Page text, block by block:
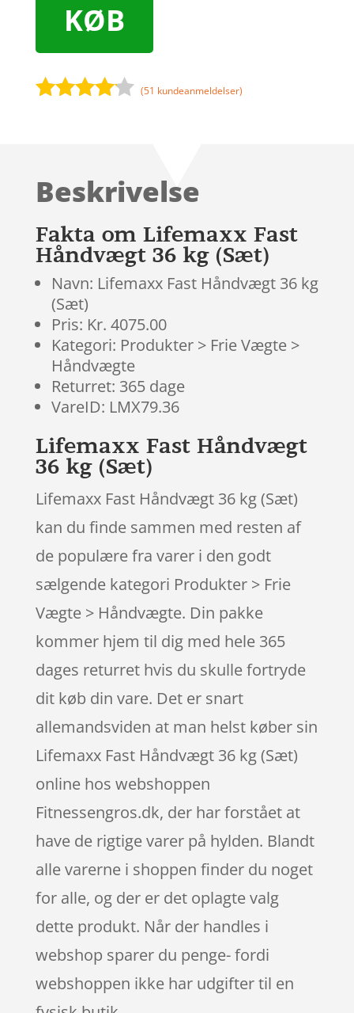
KØB
på
ømmels
er
(51 kundeanmeldelser)
Beskrivelse
Fakta om Lifemaxx Fast
Håndvægt 36 kg (Sæt)
Navn: Lifemaxx Fast Håndvægt 36 kg
(Sæt)
Pris: Kr. 4075.00
Kategori: Produkter > Frie Vægte >
Håndvægte
Returret: 365 dage
VareID: LMX79.36
Lifemaxx Fast Håndvægt
36 kg (Sæt)
Lifemaxx Fast Håndvægt 36 kg (Sæt)
kan du finde sammen med resten af
de populære fra varer i den godt
sælgende kategori Produkter > Frie
Vægte > Håndvægte. Din pakke
kommer hjem til dig med hele 365
dages returret hvis du skulle fortryde
dit køb din vare. Det er snart
allemandsviden at man helst køber sin
Lifemaxx Fast Håndvægt 36 kg (Sæt)
online hos webshoppen
Fitnessengros.dk, der har forstået at
have de rigtige varer på hylden. Blandt
alle varerne i shoppen finder du noget
for alle, og der er det oplagte valg
dette produkt. Når der handles i
webshop sparer du penge- fordi
webshoppen ikke har udgifter til en